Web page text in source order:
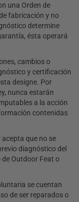
una Orden de
fabricación y no
determine
ésta operará
cambios o
y certificación
designe. Por
nunca estarán
a la acción
contenidas
que no se
diagnóstico del
Outdoor Feat o
se cuentan
de ser reparados o